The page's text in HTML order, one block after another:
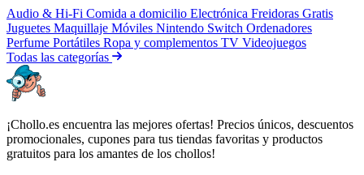
Audio & Hi-Fi Comida a domicilio Electrónica Freidoras Gratis
Juguetes Maquillaje Móviles Nintendo Switch Ordenadores
Perfume Portátiles Ropa y complementos TV Videojuegos
Todas las categorías
¡Chollo.es encuentra las mejores ofertas! Precios únicos, descuentos
promocionales, cupones para tus tiendas favoritas y productos
gratuitos para los amantes de los chollos!